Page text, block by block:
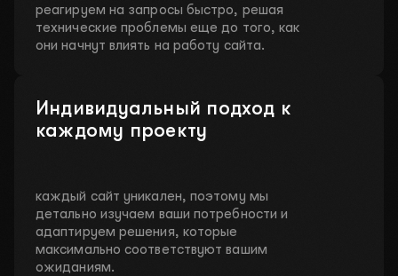
реагируем на запросы быстро, решая
технические проблемы еще до того, как
они начнут влиять на работу сайта.
Индивидуальный подход к
каждому проекту
каждый сайт уникален, поэтому мы
детально изучаем ваши потребности и
адаптируем решения, которые
максимально соответствуют вашим
ожиданиям.